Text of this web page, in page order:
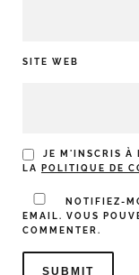
SITE WEB
JE M'INSCRIS À
LA
POLITIQUE DE
NOTIFIEZ-
EMAIL. VOUS
COMMENTER.